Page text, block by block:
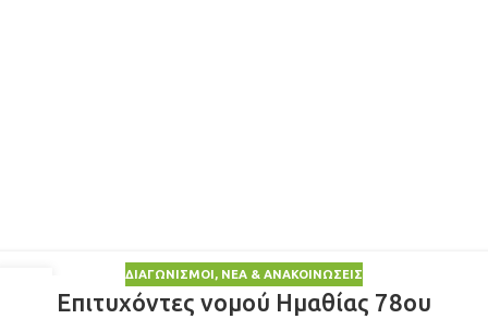
ΔΙΑΓΩΝΙΣΜΟΊ, ΝΈΑ & ΑΝΑΚΟΙΝΏΣΕΙΣ
Επιτυχόντες νομού Ημαθίας 78ου